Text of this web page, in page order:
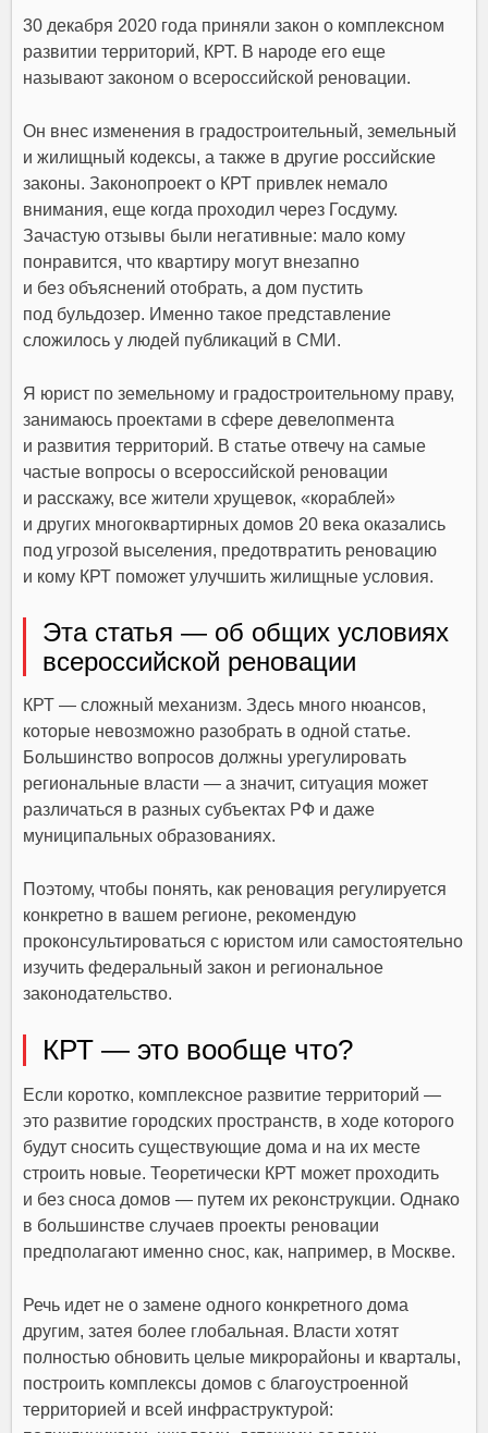
30 декабря 2020 года приняли закон о комплексном
развитии территорий, КРТ. В народе его еще
называют законом о всероссийской реновации.
Он внес изменения в градостроительный, земельный
и жилищный кодексы, а также в другие российские
законы. Законопроект о КРТ привлек немало
внимания, еще когда проходил через Госдуму.
Зачастую отзывы были негативные: мало кому
понравится, что квартиру могут внезапно
и без объяснений отобрать, а дом пустить
под бульдозер. Именно такое представление
сложилось у людей публикаций в СМИ.
Я юрист по земельному и градостроительному праву,
занимаюсь проектами в сфере девелопмента
и развития территорий. В статье отвечу на самые
частые вопросы о всероссийской реновации
и расскажу, все жители хрущевок, «кораблей»
и других многоквартирных домов 20 века оказались
под угрозой выселения, предотвратить реновацию
и кому КРТ поможет улучшить жилищные условия.
Эта статья — об общих условиях
всероссийской реновации
КРТ — сложный механизм. Здесь много нюансов,
которые невозможно разобрать в одной статье.
Большинство вопросов должны урегулировать
региональные власти — а значит, ситуация может
различаться в разных субъектах РФ и даже
муниципальных образованиях.
Поэтому, чтобы понять, как реновация регулируется
конкретно в вашем регионе, рекомендую
проконсультироваться с юристом или самостоятельно
изучить федеральный закон и региональное
законодательство.
КРТ — это вообще что?
Если коротко, комплексное развитие территорий —
это развитие городских пространств, в ходе которого
будут сносить существующие дома и на их месте
строить новые. Теоретически КРТ может проходить
и без сноса домов — путем их реконструкции. Однако
в большинстве случаев проекты реновации
предполагают именно снос, как, например, в Москве.
Речь идет не о замене одного конкретного дома
другим, затея более глобальная. Власти хотят
полностью обновить целые микрорайоны и кварталы,
построить комплексы домов с благоустроенной
территорией и всей инфраструктурой: